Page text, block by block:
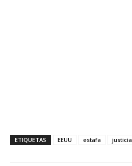
ETIQUETAS EEUU estafa justicia